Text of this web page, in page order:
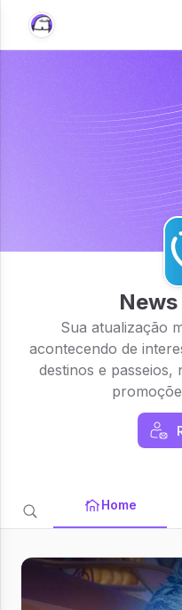
Sua atualização
acontecendo de
destinos e passeios,
Home